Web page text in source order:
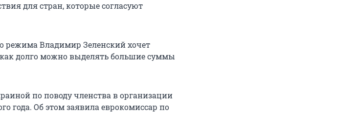
для стран, которые согласуют
режима Владимир Зеленский хочет
долго можно выделять большие суммы
по поводу членства в организации
года. Об этом заявила еврокомиссар по